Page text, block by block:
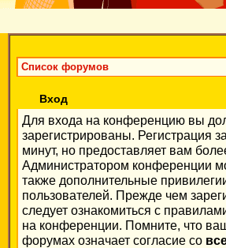
Список форумов
Вход
Для входа на конференцию вы
зарегистрированы. Регистрация
минут, но предоставляет вам
Администратором конференции
также дополнительные
пользователей. Прежде чем
следует ознакомиться с
на конференции. Помните, что
форумах означает согласие со